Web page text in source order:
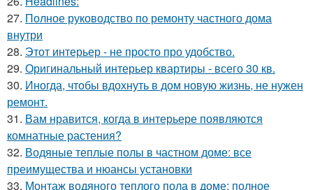
27. Полное руководство по ремонту частного дома
внутри
28. Этот интерьер - не просто про удобство.
29. Оригинальный интерьер квартиры - всего 30 кв.
30. Иногда, чтобы вдохнуть в дом новую жизнь, не нужен
ремонт.
31. Вам нравится, когда в интерьере появляются
комнатные растения?
32. Водяные теплые полы в частном доме: все
преимущества и нюансы установки
33. Монтаж водяного теплого пола в доме: полное